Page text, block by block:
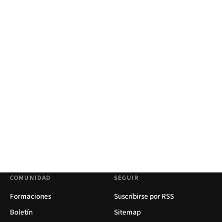
COMUNIDAD
Formaciones
Boletín
SEGUIR
Suscribirse por RSS
Sitemap